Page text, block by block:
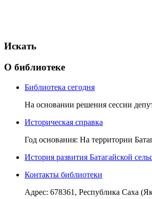
Искать
О библиотеке
Библиотека сегодня
На основании решения сессии
Историческая справка
Год основания: На территории
История развития Батагайской
Контакты библиотеки
Адрес: 678361, Республика Саха